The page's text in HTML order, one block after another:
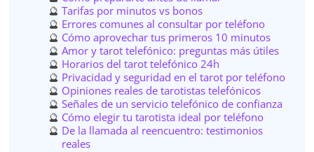
Tarifas por minutos vs bonos
Errores comunes al consultar por teléfono
Cómo aprovechar tus primeros 10 minutos
Amor y tarot telefónico: preguntas más útiles
Horarios del tarot telefónico 24h
Privacidad y seguridad en el tarot por teléfono
Opiniones reales de tarotistas telefónicos
Señales de un servicio telefónico de confianza
Cómo elegir tu tarotista ideal por teléfono
De la llamada al reencuentro: testimonios
reales